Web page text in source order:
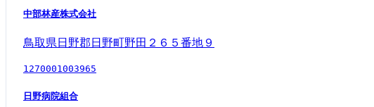
中部林産株式会社
鳥取県日野郡日野町野田２６５番地９
1270001003965
日野病院組合